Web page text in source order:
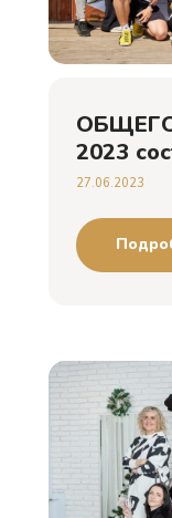
2023
27.06.2023